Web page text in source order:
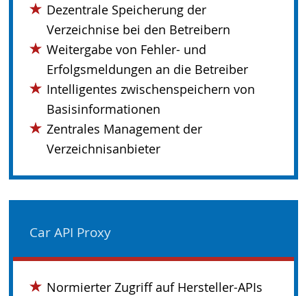
Dezentrale Speicherung der
Verzeichnise bei den Betreibern
Weitergabe von Fehler- und
Erfolgsmeldungen an die Betreiber
Intelligentes zwischenspeichern von
Basisinformationen
Zentrales Management der
Verzeichnisanbieter
Car API Proxy
Normierter Zugriff auf Hersteller-APIs